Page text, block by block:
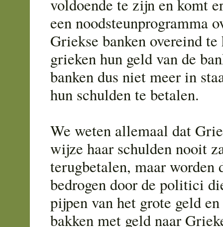
voldoende te zijn en komt
een noodsteunprogramma
Griekse banken overeind
grieken hun geld van de
banken dus niet meer in
hun schulden te betalen.
We weten allemaal dat
wijze haar schulden nooit
terugbetalen, maar worden
bedrogen door de politici
pijpen van het grote geld
bakken met geld naar